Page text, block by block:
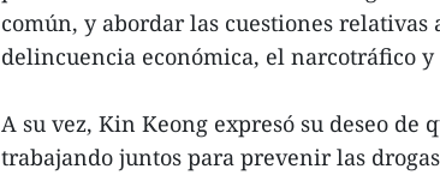
común, y abordar las cuestiones relativas
delincuencia económica, el narcotráfico
A su vez, Kin Keong expresó su deseo
trabajando juntos para prevenir las